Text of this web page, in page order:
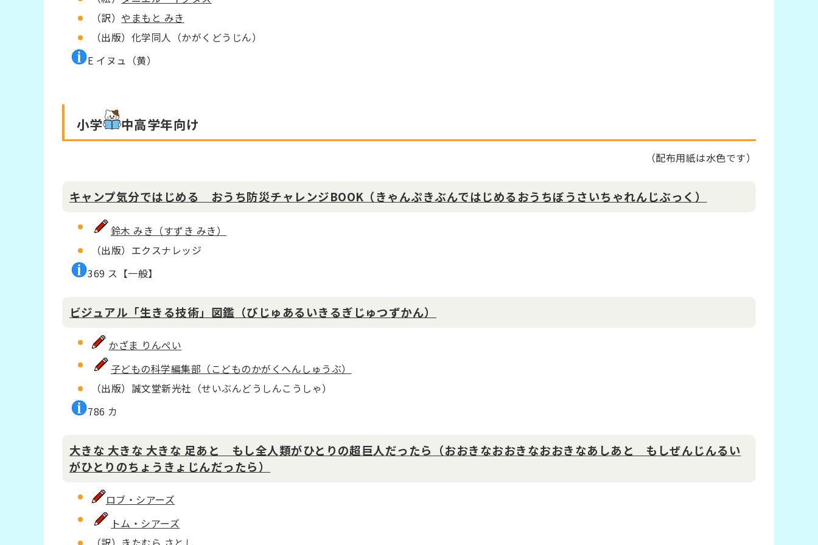
（訳）やまもと みき
（出版）化学同人（かがくどうじん）
E イヌュ（黄）
小学 中高学年向け
（配布用紙は水色です）
キャンプ気分ではじめる おうち防災チャレンジBOOK（きゃんぷきぶんではじめるおうちぼうさいちゃれんじぶっく）
鈴木 みき（すずき みき）
（出版）エクスナレッジ
369 ス【一般】
ビジュアル「生きる技術」図鑑（びじゅあるいきるぎじゅつずかん）
かざま りんぺい
子どもの科学編集部（こどものかがくへんしゅうぶ）
（出版）誠文堂新光社（せいぶんどうしんこうしゃ）
786 カ
大きな 大きな 大きな 足あと もし全人類がひとりの超巨人だったら （おおきなおおきなおおきなあしあと もしぜんじんるい
がひとりのちょうきょじんだったら）
ロブ・シアーズ
トム・シアーズ